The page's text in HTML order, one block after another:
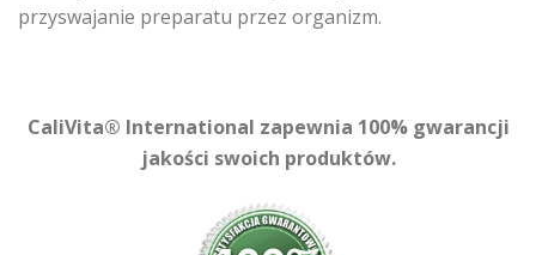
przyswajanie preparatu przez organizm.
CaliVita® International zapewnia 100% gwarancji
jakości swoich produktów.